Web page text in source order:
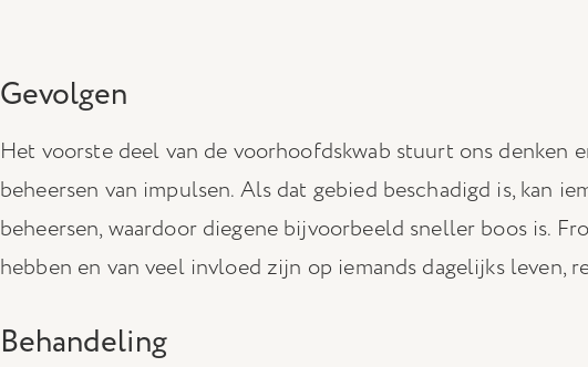
Gevolgen
Het voorste deel van de voorhoofdskwab stuurt ons denken
beheersen van impulsen. Als dat gebied beschadigd is, kan
beheersen, waardoor diegene bijvoorbeeld sneller boos is.
hebben en van veel invloed zijn op iemands dagelijks leven,
Behandeling